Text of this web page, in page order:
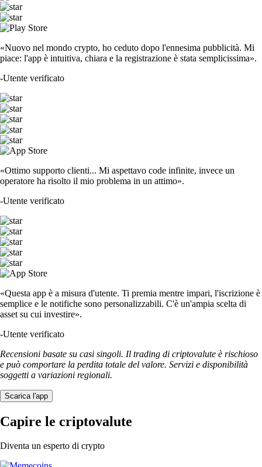
«Nuovo nel mondo crypto, ho ceduto dopo l'ennesima pubblicità. Mi
piace: l'app è intuitiva, chiara e la registrazione è stata semplicissima».
-Utente verificato
«Ottimo supporto clienti... Mi aspettavo code infinite, invece un
operatore ha risolto il mio problema in un attimo».
-Utente verificato
«Questa app è a misura d'utente. Ti premia mentre impari, l'iscrizione è
semplice e le notifiche sono personalizzabili. C'è un'ampia scelta di
asset su cui investire».
-Utente verificato
Recensioni basate su casi singoli. Il trading di criptovalute è rischioso
e può comportare la perdita totale del valore. Servizi e disponibilità
soggetti a variazioni regionali.
Scarica l'app
Capire le criptovalute
Diventa un esperto di crypto